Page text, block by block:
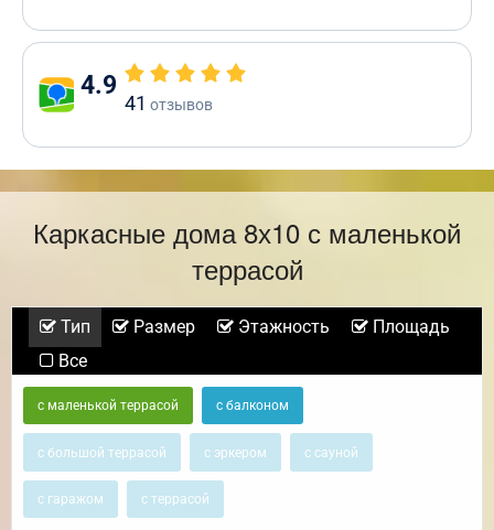
4.9
41 отзывов
Каркасные дома 8х10 с маленькой
террасой
Тип Размер Этажность
Площадь
Все
с маленькой террасой с балконом
с большой террасой с эркером с сауной
с гаражом с террасой